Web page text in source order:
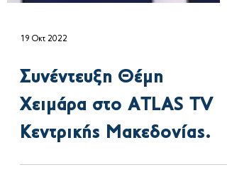
19 Οκτ 2022
Συνέντευξη Θέμη